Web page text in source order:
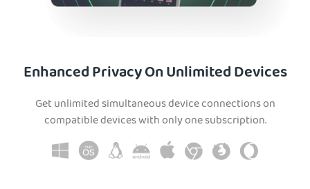
Enhanced Privacy On Unlimited Devices
Get unlimited simultaneous device connections on
compatible devices with only one subscription.